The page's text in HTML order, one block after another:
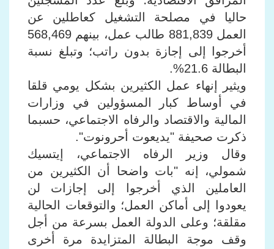
حاليا في مصلحة التشغيل كعاطلين عن
العمل 881,839 طالب عمل، بينهم 568,469
أخرجوا إلى إجازة بدون راتب؛ وتبلغ نسبة
البطالة 21.6%.
ويثير إنهاء عمل الكثيرين بشكل يومي قلقا
في أوساط كبار المسؤولين في وزارات
المالية والاقتصاد والرفاه الاجتماعي، حسبما
ذكرت صحيفة "يديعوت أحرونوت".
وقال وزير الرفاه الاجتماعي، إيتسيك
شمولي، إنه "بات واضحا أن الكثيرين من
العاملين الذي أخرجوا إلى إجازات لن
يعودوا إلى أماكن العمل؛ والتوقعات الحالية
مقلقة؛ وعلى الدولة العمل بسرعة من أجل
وقف موجة البطالة المتزايدة مرة أخرى